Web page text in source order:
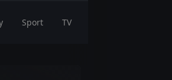
Sport TV